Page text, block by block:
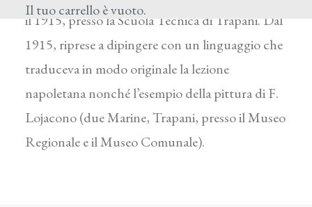
Il tuo carrello è vuoto.
il 1915, presso la Scuola Tecnica di Trapani. Dal
1915, riprese a dipingere con un linguaggio che
traduceva in modo originale la lezione
napoletana nonché l’esempio della pittura di F.
Lojacono (due Marine, Trapani, presso il Museo
Regionale e il Museo Comunale).